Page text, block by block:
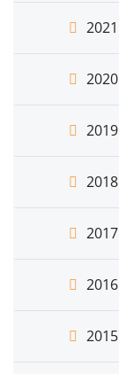
2021
2020
2019
2018
2017
2016
2015